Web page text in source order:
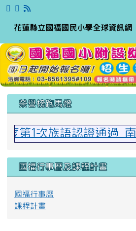
跳至主內容區
花蓮縣立國福國民小
花蓮縣立國福國民小學全球資訊網
上中區域內容
榮譽榜跑馬燈
1次族語認證通過 南勢
國福行事曆及課程計畫
國福行事曆
課程計畫
頁尾區域